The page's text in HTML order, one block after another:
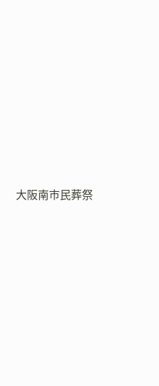
大阪南市民葬祭